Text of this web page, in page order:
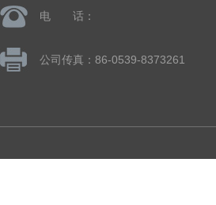
电 话：
公司传真：86-0539-8373261